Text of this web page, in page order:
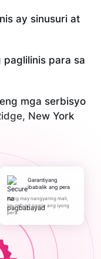
ay sinusuri at
paglilinis para sa
mga serbisyo
New York
Garantiyang
ibabalik ang pera
Kung may nangyaring mali,
ire-refund namin ang iyong
pera